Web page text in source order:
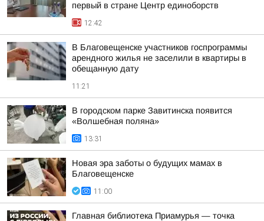
первый в стране Центр единоборств
12:42
В Благовещенске участников госпрограммы
арендного жилья не заселили в квартиры в
обещанную дату
11:21
В городском парке Завитинска появится
«Волшебная поляна»
13:31
Новая эра заботы о будущих мамах в
Благовещенске
11:00
Главная библиотека Приамурья — точка